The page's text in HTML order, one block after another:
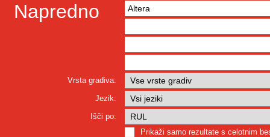
Napredno
Vrsta gradiva:
Jezik:
Išči po:
Prikaži samo rezultate s celotnim